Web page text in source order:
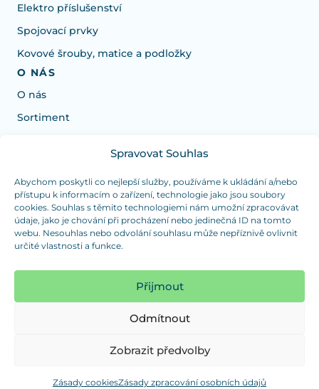
Spravovat Souhlas
Abychom poskytli co nejlepší služby, používáme k ukládání a/nebo
přístupu k informacím o zařízení, technologie jako jsou soubory
cookies. Souhlas s těmito technologiemi nám umožní zpracovávat
údaje, jako je chování při procházení nebo jedinečná ID na tomto
webu. Nesouhlas nebo odvolání souhlasu může nepříznivě ovlivnit
určité vlastnosti a funkce.
Přijmout
Odmítnout
Zobrazit předvolby
Zásady cookiesZásady zpracování osobních údajů
Elektro příslušenství
Spojovací prvky
Kovové šrouby, matice a podložky
O NÁS
O nás
Sortiment
Potřebujete poradit s výběrem?
Jsme tu pro vás Pondělí-Čtvrtek od: 7:30 - 15:30 hodin
a Pátek od 7:30 - 14:30 hodin
info@dualpraha.cz +420 725 802 767
(platba pouze v hotovosti)
Jsme tu pro vás Pondělí-Čtvrtek od: 7:30 - 15:30 hodin